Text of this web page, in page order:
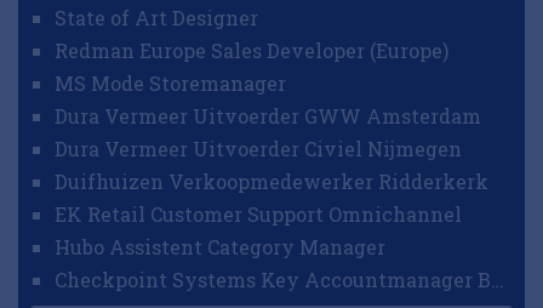
State of Art Designer
Redman Europe Sales Developer (Europe)
MS Mode Storemanager
Dura Vermeer Uitvoerder GWW Amsterdam
Dura Vermeer Uitvoerder Civiel Nijmegen
Duifhuizen Verkoopmedewerker Ridderkerk
EK Retail Customer Support Omnichannel
Hubo Assistent Category Manager